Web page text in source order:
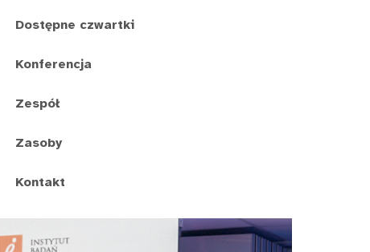
Dostępne czwartki
Konferencja
Zespół
Zasoby
Kontakt